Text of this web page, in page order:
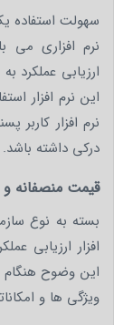
سهولت استفاده
نرم افزاری می
ارزیابی عملکرد
این نرم افزار
نرم افزار کاربر
درکی داشته باشد.
قیمت منصفانه
بسته به نوع
افزار ارزیابی
این وضوح هنگام
ویژگی ها و